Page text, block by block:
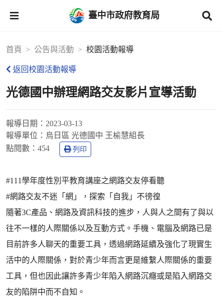
臺中市政府教育局
首頁 公告與活動 校園活動報導
返回校園活動報導
光德國中辦理網路交友影片宣導活動
報導日期： 2023-03-13
報導單位： 烏日區 光德國中 王榆慧組長
點閱數： 454 列印
#111學年度性別平教育講座之網路交友停看聽
#網路交友不迷「網」，探索「自我」不徬徨
隨著3C產品、網路及資訊科技的進步，人與人之間有了與以
往不一樣的人際關係以及互動方式。手機、電腦及網路已是
目前許多人聊天的重要工具，透過網路延續及強化了現實生
活中的人際關係，對於青少年而言更是維繫人際關係的重要
工具，但也因此讓許多青少年陷入網路沉癮或是陷入網路交
友的陷阱中而不自知。